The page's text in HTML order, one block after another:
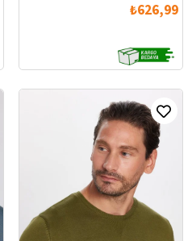
₺626,99